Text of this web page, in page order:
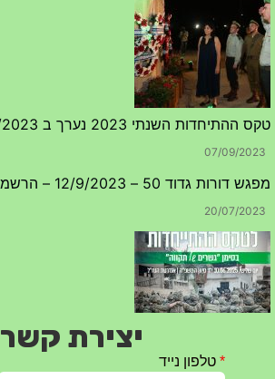
טקס ההתיחדות השנתי 2023 נערך ב 5/9/2023 באנדרטה
07/09/2023
טקס ההתיחדות עם החללים לשנת 2025 – 10 יוני 2025
יצירת קשר